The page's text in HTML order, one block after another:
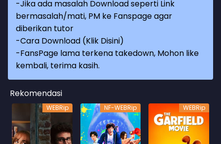
-Jika ada masalah Download seperti Link
bermasalah/mati, PM ke Fanspage agar
diberikan tutor
-Cara Download (Klik Disini)
-FansPage lama terkena takedown, Mohon like
kembali, terima kasih.
Rekomendasi
WEBRip NF-WEBRip WEBRip